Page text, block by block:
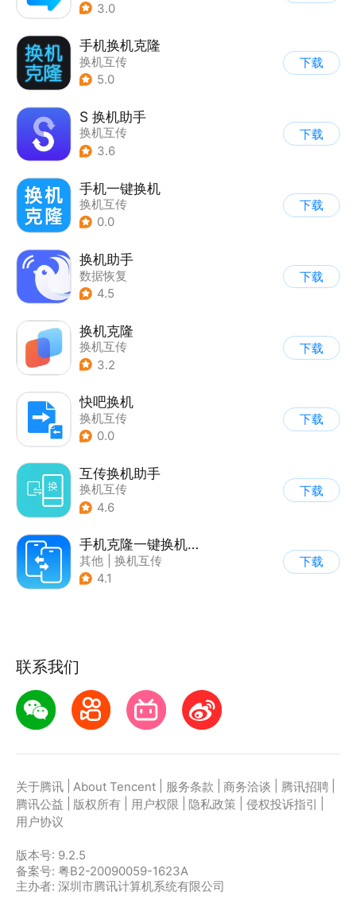
3.0
手机换机克隆
换机互传
5.0
下载
S 换机助手
换机互传
3.6
下载
手机一键换机
换机互传
0.0
下载
换机助手
数据恢复
4.5
下载
换机克隆
换机互传
3.2
下载
快吧换机
换机互传
0.0
下载
互传换机助手
换机互传
4.6
下载
手机克隆一键换机助手
其他
换机互传
4.1
下载
联系我们
关于腾讯 About Tencent 服务条款 商务洽谈 腾讯招聘
腾讯公益
版权所有 用户权限 隐私政策 侵权投诉指引
用户协议
版本号: 9.2.5
备案号: 粤B2-20090059-1623A
主办者: 深圳市腾讯计算机系统有限公司